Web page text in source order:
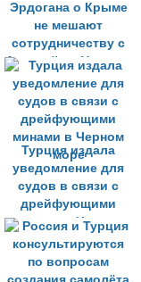
Эрдогана о Крыме
не мешают
сотрудничеству с
Анкарой по Украине
Турция издала
уведомление для
судов в связи с
дрейфующими
минами в Черном
море